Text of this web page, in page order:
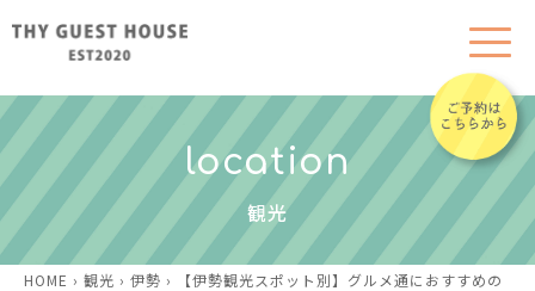
location
観光
HOME › 観光 › 伊勢 ›
【伊勢観光スポット別】グルメ通におすすめの